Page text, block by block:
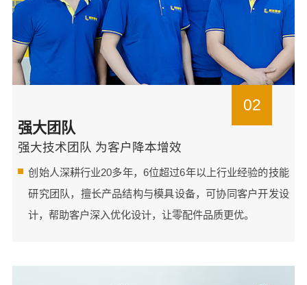
02
强大团队
强大技术团队 为客户降本增效
创始人深耕行业20多年，6位超过6年以上行业经验的技能
研究团队，擅长产品结构与模具设备，可协同客户开发设
计，帮助客户深入优化设计，让零配件品质更优。